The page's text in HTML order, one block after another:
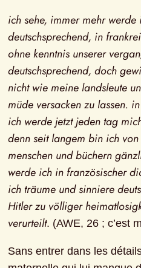
ich sehe, immer mehr
deutschsprechend, in
ohne kenntnis unserer
deutschsprechend, doch
nicht wie meine landsleute
müde versacken zu lassen.
ich werde jetzt jeden tag
denn seit langem bin ich
menschen und büchern
werde ich in französischer
ich träume und sinniere
Hitler zu völliger
verurteilt. (AWE, 26 ; c’est
Sans entrer dans les